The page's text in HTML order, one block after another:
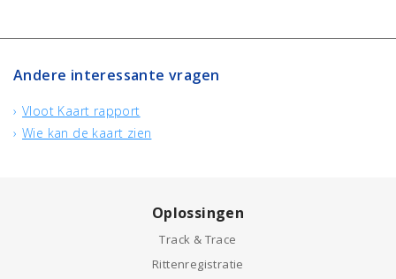
Andere interessante vragen
Vloot Kaart rapport
Wie kan de kaart zien
Oplossingen
Track & Trace
Rittenregistratie